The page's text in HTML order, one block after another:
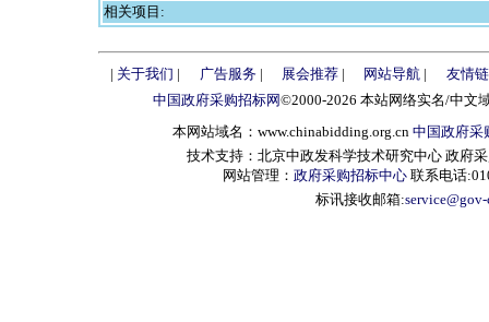
相关项目:
| 关于我们 | 广告服务| 展会推荐| 网站导航 |
友情
中国政府采购招标网©2000-2026 本站网络实名/中文
本网站域名：www.chinabidding.org.cn 中国政府采
技术支持：北京中政发科学技术研究中心 政府
网站管理： 政府采购招标中心 联系电话
标讯接收邮箱: